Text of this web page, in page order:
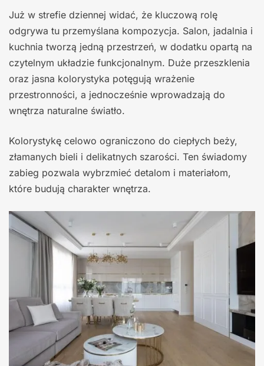
Już w strefie dziennej widać, że kluczową rolę
odgrywa tu przemyślana kompozycja. Salon, jadalnia i
kuchnia tworzą jedną przestrzeń, w dodatku opartą na
czytelnym układzie funkcjonalnym. Duże przeszklenia
oraz jasna kolorystyka potęgują wrażenie
przestronności, a jednocześnie wprowadzają do
wnętrza naturalne światło.
Kolorystykę celowo ograniczono do ciepłych beży,
złamanych bieli i delikatnych szarości. Ten świadomy
zabieg pozwala wybrzmieć detalom i materiałom,
które budują charakter wnętrza.